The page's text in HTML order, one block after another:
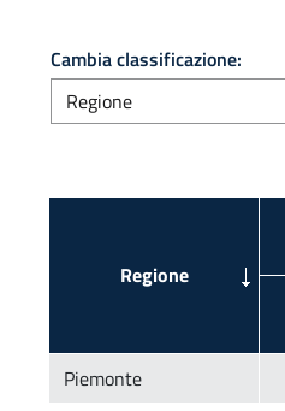
Cambia classificazione: